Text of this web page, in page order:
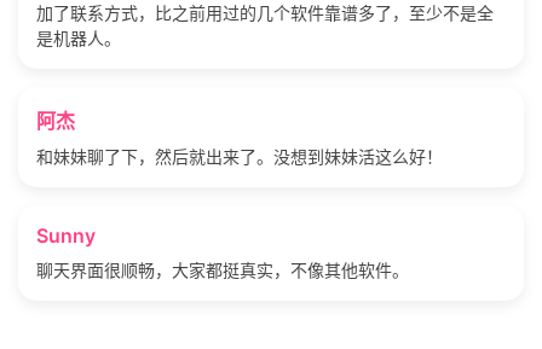
加了联系方式，比之前用过的几个软件靠谱多了，至少不是全
是机器人。
阿杰
和妹妹聊了下，然后就出来了。没想到妹妹活这么好！
Sunny
聊天界面很顺畅，大家都挺真实，不像其他软件。